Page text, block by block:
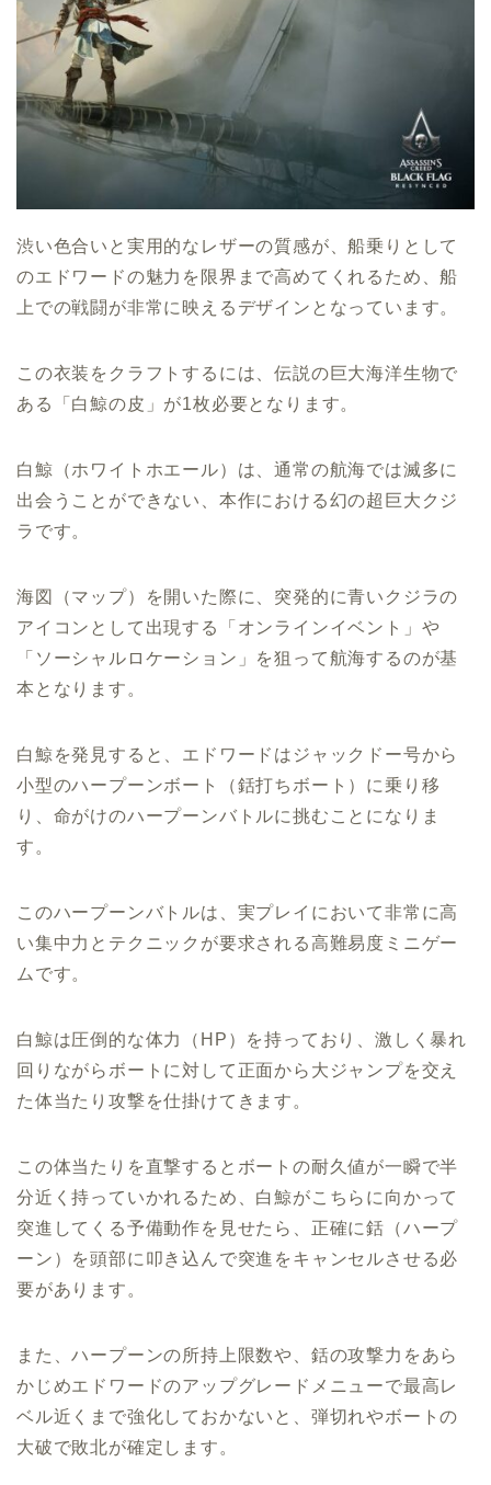
渋い色合いと実用的なレザーの質感が、船乗りとして
のエドワードの魅力を限界まで高めてくれるため、船
上での戦闘が非常に映えるデザインとなっています。
この衣装をクラフトするには、伝説の巨大海洋生物で
ある「白鯨の皮」が1枚必要となります。
白鯨（ホワイトホエール）は、通常の航海では滅多に
出会うことができない、本作における幻の超巨大クジ
ラです。
海図（マップ）を開いた際に、突発的に青いクジラの
アイコンとして出現する「オンラインイベント」や
「ソーシャルロケーション」を狙って航海するのが基
本となります。
白鯨を発見すると、エドワードはジャックドー号から
小型のハープーンボート（銛打ちボート）に乗り移
り、命がけのハープーンバトルに挑むことになりま
す。
このハープーンバトルは、実プレイにおいて非常に高
い集中力とテクニックが要求される高難易度ミニゲー
ムです。
白鯨は圧倒的な体力（HP）を持っており、激しく暴れ
回りながらボートに対して正面から大ジャンプを交え
た体当たり攻撃を仕掛けてきます。
この体当たりを直撃するとボートの耐久値が一瞬で半
分近く持っていかれるため、白鯨がこちらに向かって
突進してくる予備動作を見せたら、正確に銛（ハープ
ーン）を頭部に叩き込んで突進をキャンセルさせる必
要があります。
また、ハープーンの所持上限数や、銛の攻撃力をあら
かじめエドワードのアップグレードメニューで最高レ
ベル近くまで強化しておかないと、弾切れやボートの
大破で敗北が確定します。